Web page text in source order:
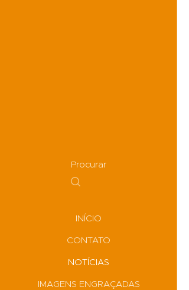
Procurar
INÍCIO
CONTATO
NOTÍCIAS
IMAGENS ENGRAÇADAS